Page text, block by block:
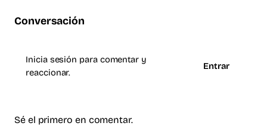
Conversación
Inicia sesión para comentar y
reaccionar.
Entrar
Sé el primero en comentar.